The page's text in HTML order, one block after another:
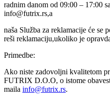
radnim danom od 09:00 – 17:00
info@futrix.rs,a
naša Služba za reklamacije će se
reši reklamaciju,ukoliko je
Primedbe:
Ako niste zadovoljni kvalitetom
FUTRIX D.O.O, o istome
maila info@futrix.rs.